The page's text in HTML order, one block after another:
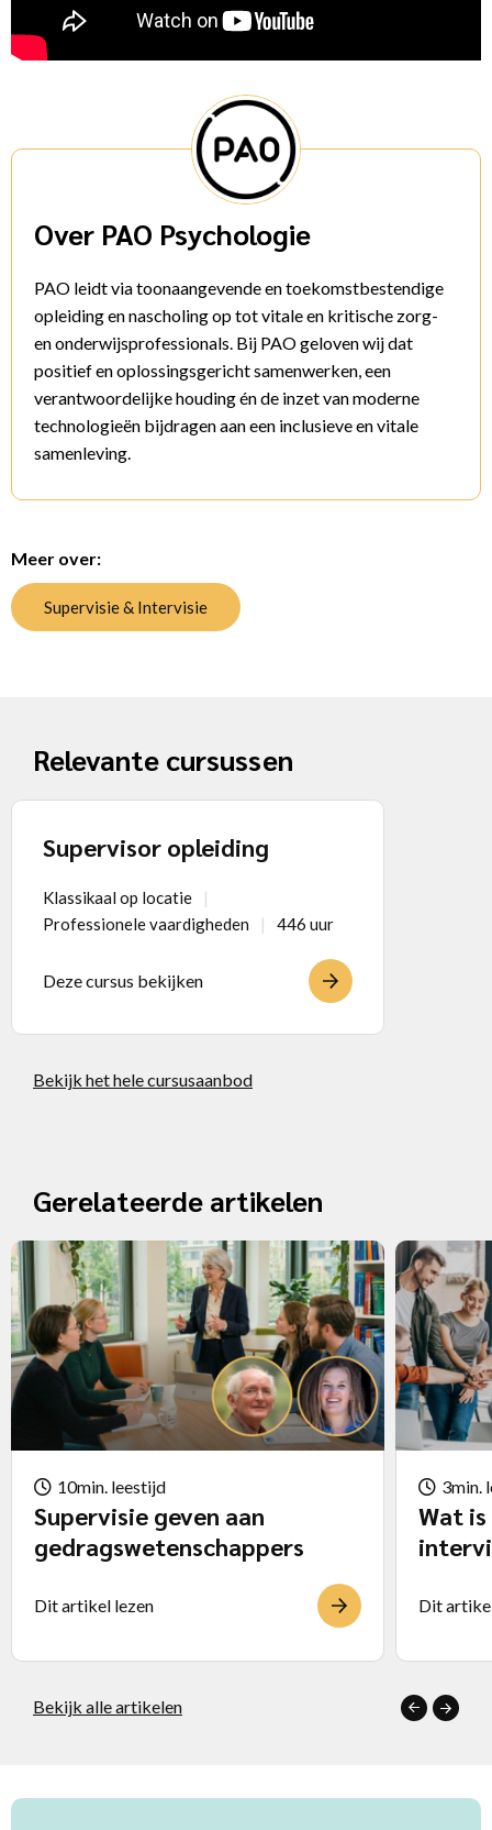
Over PAO Psychologie
PAO leidt via toonaangevende en toekomstbestendige
opleiding en nascholing op tot vitale en kritische zorg-
en onderwijsprofessionals. Bij PAO geloven wij dat
positief en oplossingsgericht samenwerken, een
verantwoordelijke houding én de inzet van moderne
technologieën bijdragen aan een inclusieve en vitale
samenleving.
Meer over:
Supervisie & Intervisie
Relevante cursussen
Supervisor opleiding
Klassikaal op locatie
Professionele vaardigheden
446 uur
Deze cursus bekijken
Bekijk het hele cursusaanbod
Gerelateerde artikelen
10min. leestijd
Supervisie geven aan
gedragswetenschappers
Dit artikel lezen
3min.
Wat
Dit
Bekijk alle artikelen